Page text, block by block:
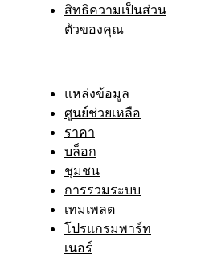
สิทธิความเป็นส่วน
ตัวของคุณ
แหล่งข้อมูล
ศูนย์ช่วยเหลือ
ราคา
บล็อก
ชุมชน
การรวมระบบ
เทมเพลต
โปรแกรมพาร์ท
เนอร์